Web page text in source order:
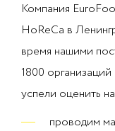
Компания
HoReCa в
время нашими
1800
успели оценить
проводим